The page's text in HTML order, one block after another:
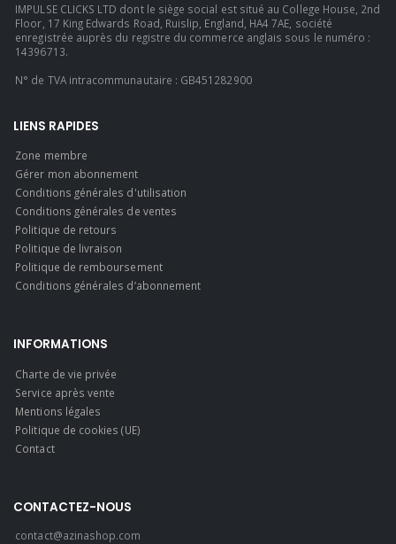
IMPULSE CLICKS LTD dont le siège social est situé au College House, 2nd
Floor, 17 King Edwards Road, Ruislip, England, HA4 7AE, société
enregistrée auprès du registre du commerce anglais sous le numéro :
14396713.
N° de TVA intracommunautaire : GB451282900
LIENS RAPIDES
Zone membre
Gérer mon abonnement
Conditions générales d'utilisation
Conditions générales de ventes
Politique de retours
Politique de livraison
Politique de remboursement
Conditions générales d’abonnement
INFORMATIONS
Charte de vie privée
Service après vente
Mentions légales
Politique de cookies (UE)
Contact
CONTACTEZ-NOUS
contact@azinashop.com